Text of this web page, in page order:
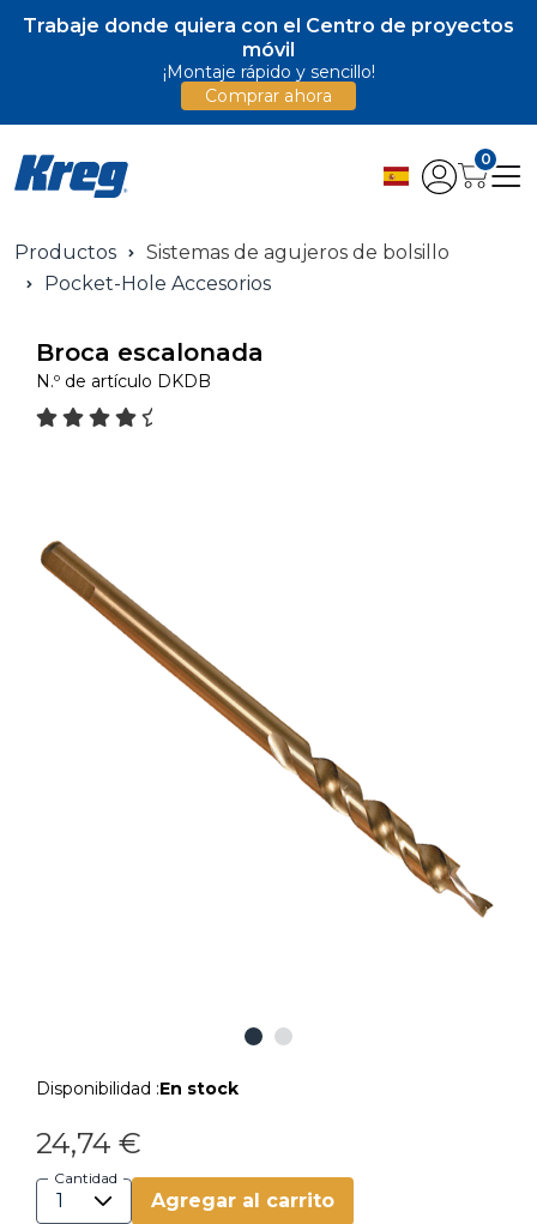
Trabaje donde quiera con el Centro de proyectos
móvil
¡Montaje rápido y sencillo!
Comprar ahora
0
Productos
Sistemas de agujeros de bolsillo
Pocket-Hole Accesorios
Broca escalonada
N.º de artículo DKDB
Disponibilidad :En stock
24,74 €
Cantidad
Agregar al carrito